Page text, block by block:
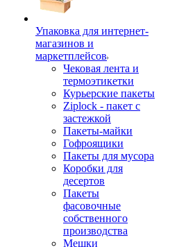
Упаковка для интернет-
магазинов и
маркетплейсов
Чековая лента и
термоэтикетки
Курьерские пакеты
Ziplock - пакет с
застежкой
Пакеты-майки
Гофроящики
Пакеты для мусора
Коробки для
десертов
Пакеты
фасовочные
собственного
производства
Мешки